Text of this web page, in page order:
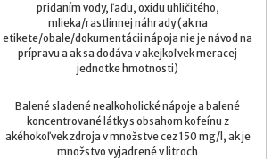
pridaním vody, ľadu, oxidu uhličitého,
mlieka/rastlinnej náhrady (ak na
etikete/obale/dokumentácii nápoja nie je návod na
prípravu a ak sa dodáva v akejkoľvek meracej
jednotke hmotnosti)
Balené sladené nealkoholické nápoje a balené
koncentrované látky s obsahom kofeínu z
akéhokoľvek zdroja v množstve cez 150 mg/l, ak je
množstvo vyjadrené v litroch